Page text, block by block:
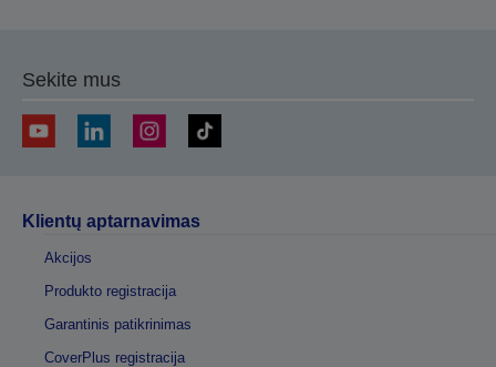
Sekite mus
Klientų aptarnavimas
Akcijos
Produkto registracija
Garantinis patikrinimas
CoverPlus registracija